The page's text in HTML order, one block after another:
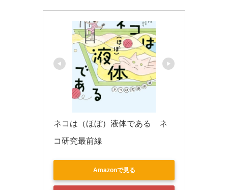
ネコは（ほぼ）液体である　ネ
コ研究最前線
Amazonで見る